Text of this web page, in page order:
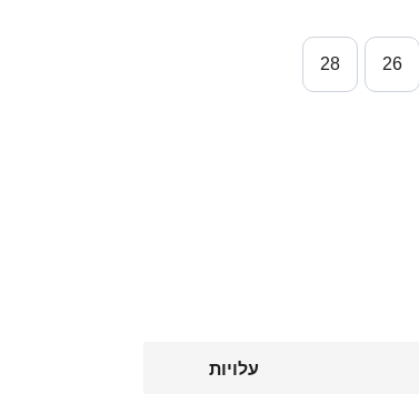
26
28
עלויות